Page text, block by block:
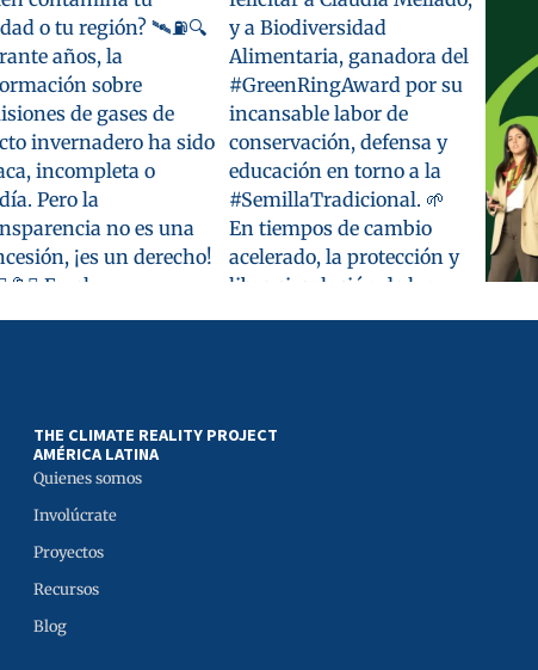
THE CLIMATE REALITY PROJECT
AMÉRICA LATINA
Quienes somos
Involúcrate
Proyectos
Recursos
Blog